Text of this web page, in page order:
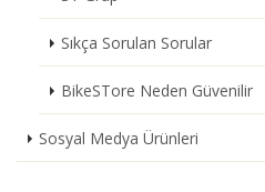
Sıkça Sorulan Sorular
BikeSTore Neden Güvenilir
Sosyal Medya Ürünleri